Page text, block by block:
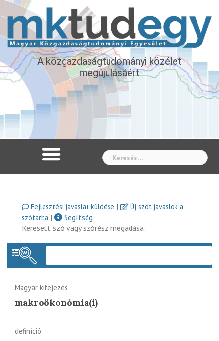
A közgazdaságtudományi közélet
megújulásáért
Fejlesztési javaslat küldése |
Új szót javaslok a
szótárba |
Segítség
Keresett szó vagy szórész megadása:
Magyar kifejezés
makroökonómia(i)
definíció